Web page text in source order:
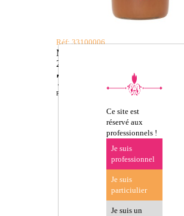
Réf: 33100006
MIEL GARRIGUE FRANCE PV
250G
7,95 €
Prix de vente conseillé
Ce site est
réservé aux
professionnels !
Je suis
professionnel
Je suis
particiulier
Je suis un